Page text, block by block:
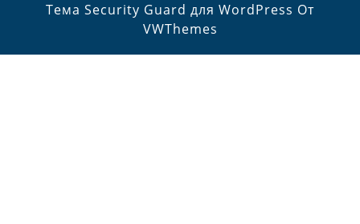
Тема Security Guard для WordPress От
VWThemes